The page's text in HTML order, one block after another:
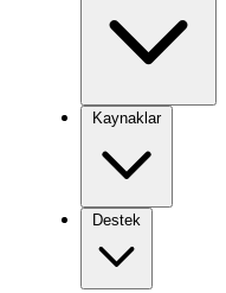
Kaynaklar
Destek